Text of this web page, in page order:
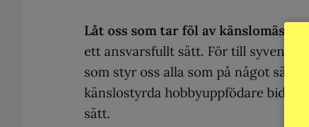
Låt oss som tar föl av
ett ansvarsfullt sätt. För till syvende
som styr oss alla som på något sätt
känslostyrda hobbyuppfödare bidrar
sätt.